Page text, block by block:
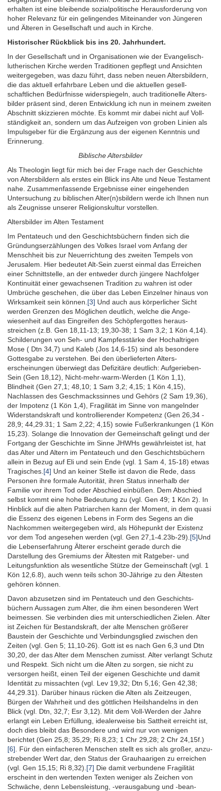
erhalten ist eine bleibende sozialpolitische Herausforderung von
hoher Relevanz für ein gelingendes Miteinander von Jüngeren
und Älteren in Gesellschaft und auch in Kirche.
Historischer Rückblick bis ins 20. Jahrhundert.
In der Gesell­schaft und in Organi­sationen wie der Evangelisch-
lutherischen Kirche werden Traditionen gepflegt und Ansichten
weitergegeben, was dazu führt, dass neben neuen Alters­bildern,
die das aktuell erfahrbare Leben und die aktuellen gesell­
schaftlichen Bedürfnisse widerspiegeln, auch traditi­onelle Alters­
bilder präsent sind, deren Ent­wicklung ich nun in meinem zweiten
Abschnitt skizzieren möchte. Es kommt mir dabei nicht auf Voll­
ständigkeit an, sondern um das Aufzeigen von groben Linien als
Impuls­geber für die Ergänzung aus der eigenen Kenntnis und
Erinnerung.
Biblische Altersbilder
Als Theologin liegt für mich bei der Frage nach der Geschichte
von Alters­bildern als erstes ein Blick ins Alte und Neue Testament
nahe. Zusammen­fassende Ergebnisse einer eingehenden
Untersuchung zu biblischen Alter(n)sbildern werde ich Ihnen nun
als Zeugnisse unserer Religionskultur vorstellen.
Altersbilder im Alten Testament
Im Pentateuch und den Geschichts­büchern finden sich die
Gründungs­erzählungen des Volkes Israel vom Anfang der
Menschheit bis zur Neuerrichtung des zweiten Tempels von
Jerusalem. Hier bedeutet Alt-Sein zuerst einmal das Erreichen
einer Schnitt­stelle, an der entweder durch jüngere Nachfolger
Kontinuität einer gewachsenen Tradition zu wahren ist oder
Umbrüche geschehen, die über das Leben Einzelner hinaus von
Wirk­samkeit sein können. [3] Und auch aus körperlicher Sicht
werden Grenzen des Möglichen deutlich, welche die Ange­
wiesenheit auf das Eingreifen des Schöpfer­gottes heraus­
streichen (z.B. Gen 18,11-13; 19,30-38; 1 Sam 3,2; 1 Kön 4,14).
Schilderungen von Seh- und Kampfes­stärke der Hoch­altrigen
Mose ( Dtn 34,7) und Kaleb (Jos 14,6-15) sind als besondere
Gottes­gabe zu verstehen. Bei den überlieferten Alters­
erscheinungen überwiegt das Defizitäre deutlich: Aufgerieben-
Sein (Gen 18,12), Nicht-mehr-warm-Werden (1 Kön 1,1),
Blindheit (Gen 27,1; 48,10; 1 Sam 3,2; 4,15; 1 Kön 4,15),
Nachlassen des Geschmacks­sinnes und Gehörs (2 Sam 19,36),
der Impotenz (1 Kön 1,4), Fragilität im Sinne von mangelnder
Wider­standskraft und kontrol­lierender Kompetenz (Gen 26,34 -
28,9; 44,29.31; 1 Sam 2,22; 4,15) sowie Fußer­krankungen (1 Kön
15,23). Solange die Innovation der Gemein­schaft gelingt und der
Fortgang der Geschichte im Sinne JHWHs gewährleistet ist, hat
das Alter und Altern im Pentateuch und den Geschichts­büchern
allein in Bezug auf Eli und sein Ende (vgl. 1 Sam 4, 15-18) etwas
Tragisches. [4] Und an keiner Stelle ist davon die Rede, dass
Personen ihre formale Autorität, ihren Status innerhalb der
Familie vor ihrem Tod oder Abschied einbüßen. Dem Abschied
selbst kommt eine hohe Bedeutung zu (vgl. Gen 49; 1 Kön 2). In
Hinblick auf die alten Patriarchen kann der Moment, in dem quasi
die Essenz des eigenen Lebens in Form des Segens an die
Nach­kommen weiter­gegeben wird, als Höhe­punkt der Existenz
vor dem Tod ange­sehen werden (vgl. Gen 27,1-4.23b-29). [5]Und
die Lebens­erfahrung Älterer erscheint gerade durch die
Darstellung des Gremiums der Ältesten mit Ratgeber- und
Leitungs­funktion als wesentliche Stütze der Gemeinschaft (vgl. 1
Kön 12,6.8), auch wenn teils schon 30-Jährige zu den Ältesten
gehören können.
Davon abzusetzen sind im Pentateuch und den Geschichts­
büchern Aussagen zum Alter, die ihm einen besonderen Wert
beimessen. Sie verbinden dies mit unter­schiedlichen Zielen. Alter
ist Zeichen für Bestands­kraft, der alte Menschen größerer
Baustein der Geschichte und Verbindungs­glied zwischen den
Zeiten (vgl. Gen 5; 11,10-26). Gott ist es nach Gen 6,3 und Dtn
30,20, der das Alter dem Menschen zumisst. Alter verlangt Schutz
und Respekt. Sich nicht um die Alten zu sorgen, sie nicht zu
versorgen heißt, einen Teil der eigenen Geschichte und damit
Identität zu missachten (vgl. Lev 19,32; Dtn 5,16; Gen 42,38;
44,29.31). Darüber hinaus rücken die Alten als Zeit­zeugen,
Bürgen der Wahr­heit und des göttlichen Heils­handelns in den
Blick (vgl. Dtn, 32,7; Esr 3,12). Mit dem Voll-Werden der Jahre
erlangt ein Leben Erfüllung, idealer­weise bis Sattheit erreicht ist,
doch dies bleibt das Besondere und wird nur von wenigen
berichtet (Gen 25,8; 35,29; Ri 8,23; 1 Chr 29,28; 2 Chr 24,15f.)
[6] . Für den einfacheren Menschen stellt es sich als großer, anzu­
strebender Wert dar, den Status der Grau­haarigen zu erreichen
(vgl. Gen 15,15; Ri 8,32). [7] Die damit ver­bundene Fragilität
erscheint in den wertenden Texten weniger als Zeichen von
Schwäche, denn Lebens­leistung, -veraus­gabung und -bean­